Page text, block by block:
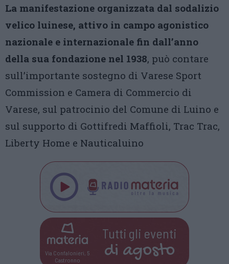
La manifestazione organizzata dal sodalizio
velico luinese, attivo in campo agonistico
nazionale e internazionale fin dall’anno
della sua fondazione nel 1938, può contare
sull’importante sostegno di Varese Sport
Commission e Camera di Commercio di
Varese, sul patrocinio del Comune di Luino e
sul supporto di Gottifredi Maffioli, Trac Trac,
Liberty Home e Nauticaluino
Via Confalonieri, 5
Castronno
Tutti gli eventi
di agosto